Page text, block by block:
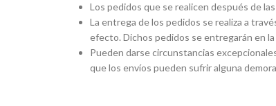
Los pedidos que se realicen después de
La entrega de los pedidos se realiza a
efecto. Dichos pedidos se entregarán en
Pueden darse circunstancias
que los envíos pueden sufrir alguna